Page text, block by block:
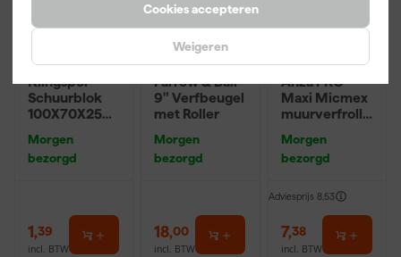
Cookies accepteren
Weigeren
Klingspor
Schuurblok
100X70X25m
P220
Morgen
bezorgd
1,39
incl. BTW
Farrow & Ball
9" Verfbeugel
met Roller
Morgen
bezorgd
18,00
incl. BTW
Anza PRO
Maxi Micmex
muurverfrolle
Morgen
bezorgd
Adviesprijs 8,53
7,38
incl. BTW